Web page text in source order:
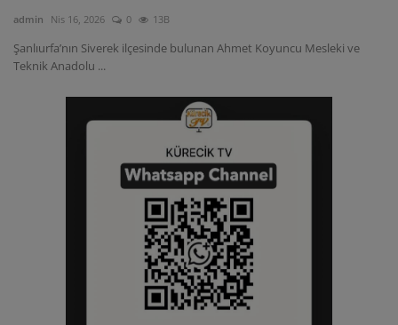
admin Nis 16, 2026 0 13B
Şanlıurfa’nın Siverek ilçesinde bulunan Ahmet Koyuncu Mesleki ve
Teknik Anadolu ...